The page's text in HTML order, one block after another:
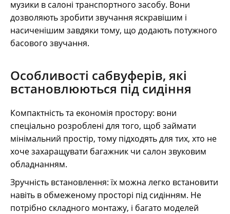
музики в салоні транспортного засобу. Вони
дозволяють зробити звучання яскравішим і
насиченішим завдяки тому, що додають потужного
басового звучання.
Особливості сабвуферів, які
встановлюються під сидіння
Компактність та економія простору: вони
спеціально розроблені для того, щоб займати
мінімальний простір, тому підходять для тих, хто не
хоче захаращувати багажник чи салон звуковим
обладнанням.
Зручність встановлення: їх можна легко встановити
навіть в обмеженому просторі під сидінням. Не
потрібно складного монтажу, і багато моделей